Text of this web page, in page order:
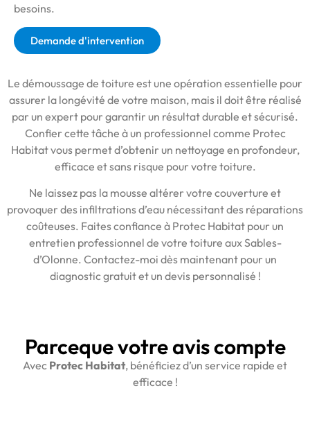
besoins.
Demande d'intervention
Le démoussage de toiture est une opération essentielle pour
assurer la longévité de votre maison, mais il doit être réalisé
par un expert pour garantir un résultat durable et sécurisé.
Confier cette tâche à un professionnel comme Protec
Habitat vous permet d’obtenir un nettoyage en profondeur,
efficace et sans risque pour votre toiture.
Ne laissez pas la mousse altérer votre couverture et
provoquer des infiltrations d’eau nécessitant des réparations
coûteuses. Faites confiance à Protec Habitat pour un
entretien professionnel de votre toiture aux Sables-
d’Olonne. Contactez-moi dès maintenant pour un
diagnostic gratuit et un devis personnalisé !
Parceque votre avis compte
Avec Protec Habitat, bénéficiez d’un service rapide et
efficace !